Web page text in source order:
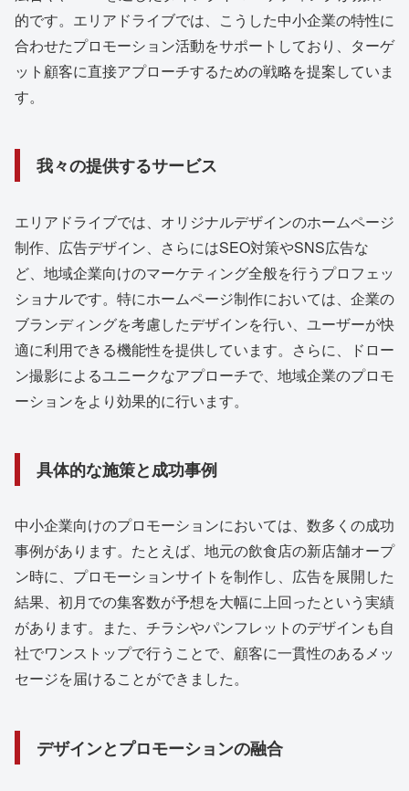
的です。エリアドライブでは、こうした中小企業の特性に
合わせたプロモーション活動をサポートしており、ターゲ
ット顧客に直接アプローチするための戦略を提案していま
す。
我々の提供するサービス
エリアドライブでは、オリジナルデザインのホームページ
制作、広告デザイン、さらにはSEO対策やSNS広告な
ど、地域企業向けのマーケティング全般を行うプロフェッ
ショナルです。特にホームページ制作においては、企業の
ブランディングを考慮したデザインを行い、ユーザーが快
適に利用できる機能性を提供しています。さらに、ドロー
ン撮影によるユニークなアプローチで、地域企業のプロモ
ーションをより効果的に行います。
具体的な施策と成功事例
中小企業向けのプロモーションにおいては、数多くの成功
事例があります。たとえば、地元の飲食店の新店舗オープ
ン時に、プロモーションサイトを制作し、広告を展開した
結果、初月での集客数が予想を大幅に上回ったという実績
があります。また、チラシやパンフレットのデザインも自
社でワンストップで行うことで、顧客に一貫性のあるメッ
セージを届けることができました。
デザインとプロモーションの融合